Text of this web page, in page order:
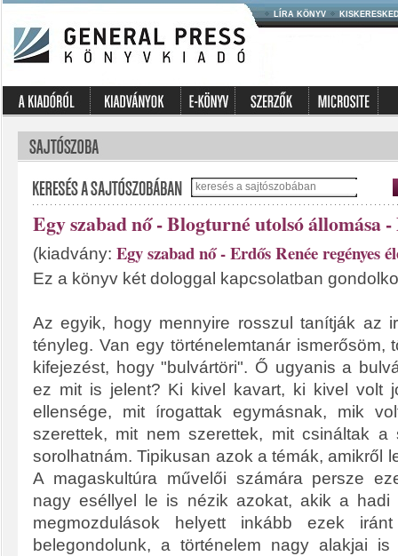
LÍRA KÖNYV
Egy szabad nő - Blogturné utolsó állomása
(kiadvány: Egy szabad nő - Erdős Renée regényes
Ez a könyv két dologgal kapcsolatban
Az egyik, hogy mennyire rosszul tanítják az
tényleg. Van egy történelemtanár ismerősöm,
kifejezést, hogy "bulvártöri". Ő ugyanis a
ez mit is jelent? Ki kivel kavart, ki kivel volt
ellensége, mit írogattak egymásnak, mik
szerettek, mit nem szerettek, mit csináltak a
sorolhatnám. Tipikusan azok a témák, amikről
A magaskultúra művelői számára persze
nagy eséllyel le is nézik azokat, akik a hadi
megmozdulások helyett inkább ezek
belegondolunk, a történelem nagy alakjai